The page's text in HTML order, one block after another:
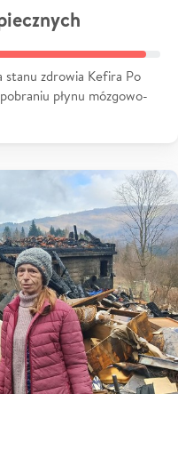
zdrowia Kefira Po
płynu mózgowo-